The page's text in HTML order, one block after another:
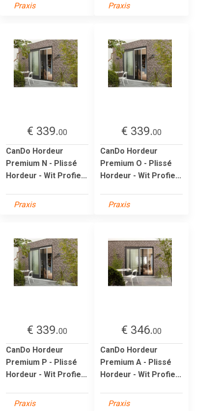
Praxis Praxis
€ 339.00
CanDo Hordeur
Premium N - Plissé
Hordeur - Wit Profie...
Praxis
€ 339.00
CanDo Hordeur
Premium O - Plissé
Hordeur - Wit Profie...
Praxis
€ 339.00
CanDo Hordeur
Premium P - Plissé
Hordeur - Wit Profie...
Praxis
€ 346.00
CanDo Hordeur
Premium A - Plissé
Hordeur - Wit Profie...
Praxis